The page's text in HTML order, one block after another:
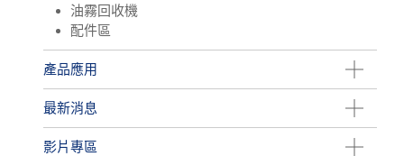
油霧回收機
配件區
產品應用
最新消息
影片專區